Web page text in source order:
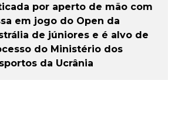
por aperto de mão com
em jogo do Open da
de júniores e é alvo de
do Ministério dos
da Ucrânia